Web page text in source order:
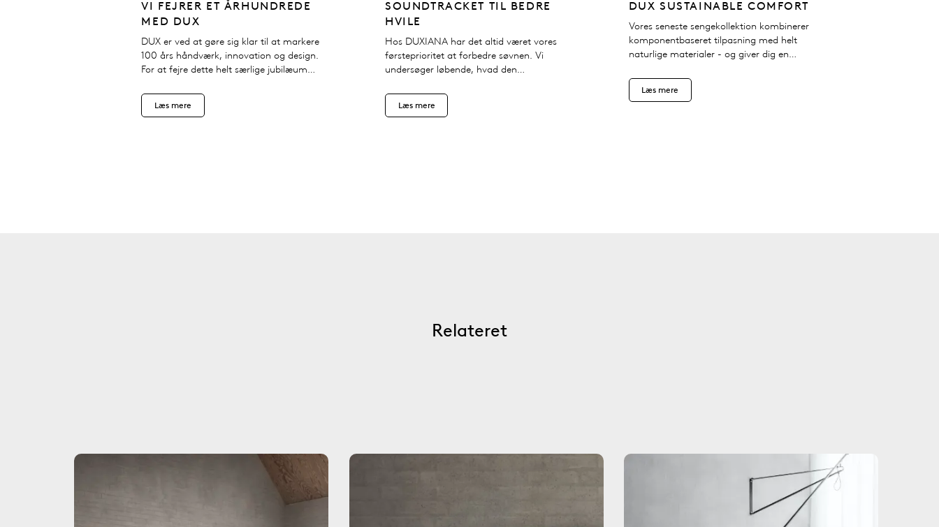
VI FEJRER ET ÅRHUNDREDE
MED DUX
DUX er ved at gøre sig klar til at markere
100 års håndværk, innovation og design.
For at fejre dette helt særlige jubilæum
Læs mere
SOUNDTRACKET TIL BEDRE
HVILE
Hos DUXIANA har det altid været vores
førsteprioritet at forbedre søvnen. Vi
undersøger løbende, hvad den
søvn, og derfor har vi for nylig sat fokus
på,…
Læs mere
DUX SUSTAINABLE COMFORT
Vores seneste sengekollektion kombinerer
komponentbaseret tilpasning med helt
naturlige materialer - og giver dig en
din egen trivsel og planetens sundhed.
Læs mere
Relateret